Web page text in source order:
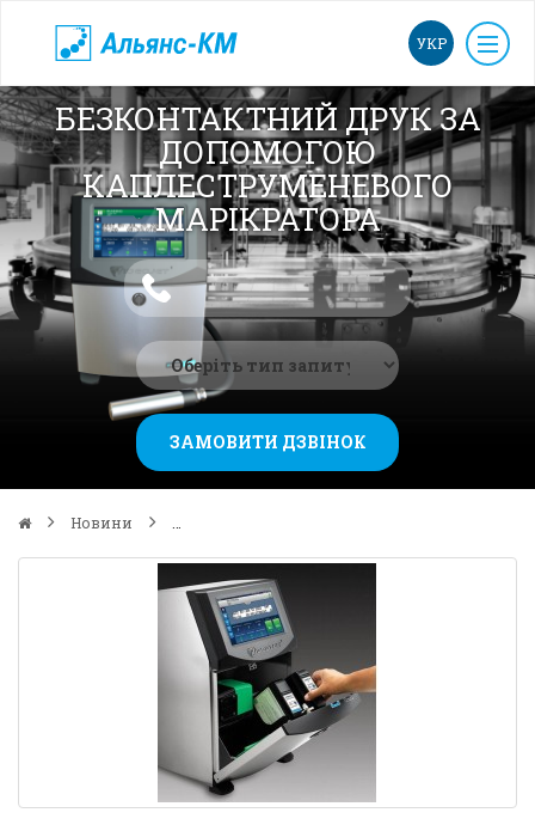
УКР
БЕЗКОНТАКТНИЙ ДРУК ЗА
ДОПОМОГОЮ
КАПЛЕСТРУМЕНЕВОГО
МАРІКРАТОРА
ЗАМОВИТИ ДЗВІНОК
Новини